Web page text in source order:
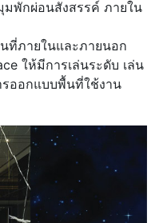
พักผ่อนสังสรรค์ ภายใน
ที่ภายในและภายนอก
ให้มีการเล่นระดับ เล่น
ออกแบบพื้นที่ใช้งาน